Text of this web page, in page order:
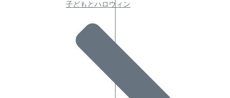
子どもとハロウィン